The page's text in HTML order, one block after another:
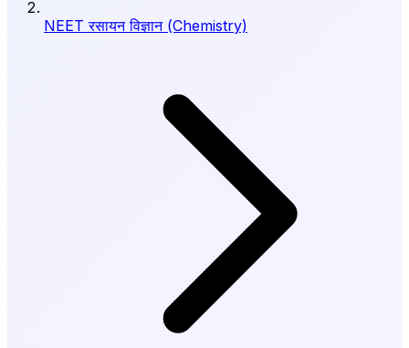
NEET रसायन विज्ञान (Chemistry)